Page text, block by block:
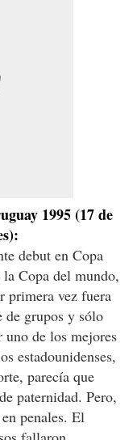
1995 (17 de
debut en Copa
Copa del mundo,
primera vez fuera
de grupos y sólo
uno de los mejores
estadounidenses,
parecía que
paternidad. Pero,
penales. El